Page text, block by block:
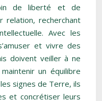
de liberté et de
relation, recherchant
Avec les
et vivre des
doivent veiller à ne
un équilibre
signes de Terre, ils
et concrétiser leurs